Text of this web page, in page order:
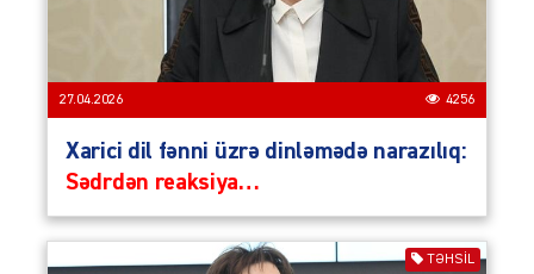
27.04.2026 4256
Xarici dil fənni üzrə dinləmədə narazılıq:
Sədrdən reaksiya…
TƏHSIL